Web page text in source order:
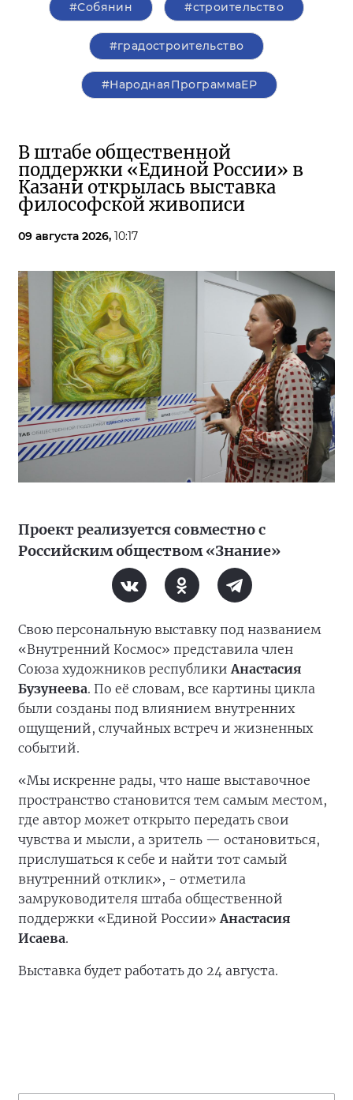
#Собянин #строительство
#градостроительство
#НароднаяПрограммаЕР
В штабе общественной
поддержки «Единой России» в
Казани открылась выставка
философской живописи
09 августа 2026, 10:17
Проект реализуется совместно с
Российским обществом «Знание»
Свою персональную выставку под названием
«Внутренний Космос» представила член
Союза художников республики Анастасия
Бузунеева. По её словам, все картины цикла
были созданы под влиянием внутренних
ощущений, случайных встреч и жизненных
событий.
«Мы искренне рады, что наше выставочное
пространство становится тем самым местом,
где автор может открыто передать свои
чувства и мысли, а зритель — остановиться,
прислушаться к себе и найти тот самый
внутренний отклик», - отметила
замруководителя штаба общественной
поддержки «Единой России»Анастасия
Исаева.
Выставка будет работать до 24 августа.